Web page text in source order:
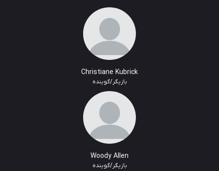
Christiane Kubrick
بازیگر/گوینده
Woody Allen
بازیگر/گوینده